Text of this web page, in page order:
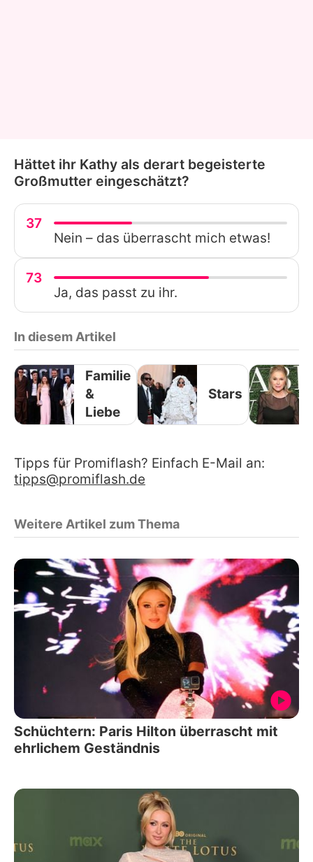
Hättet ihr Kathy als derart begeisterte
Großmutter eingeschätzt?
37
Nein – das überrascht mich etwas!
73
Ja, das passt zu ihr.
In diesem Artikel
Familie
&
Liebe
Stars
Tipps für Promiflash? Einfach E-Mail an:
tipps@promiflash.de
Weitere Artikel zum Thema
Schüchtern: Paris Hilton überrascht mit
ehrlichem Geständnis